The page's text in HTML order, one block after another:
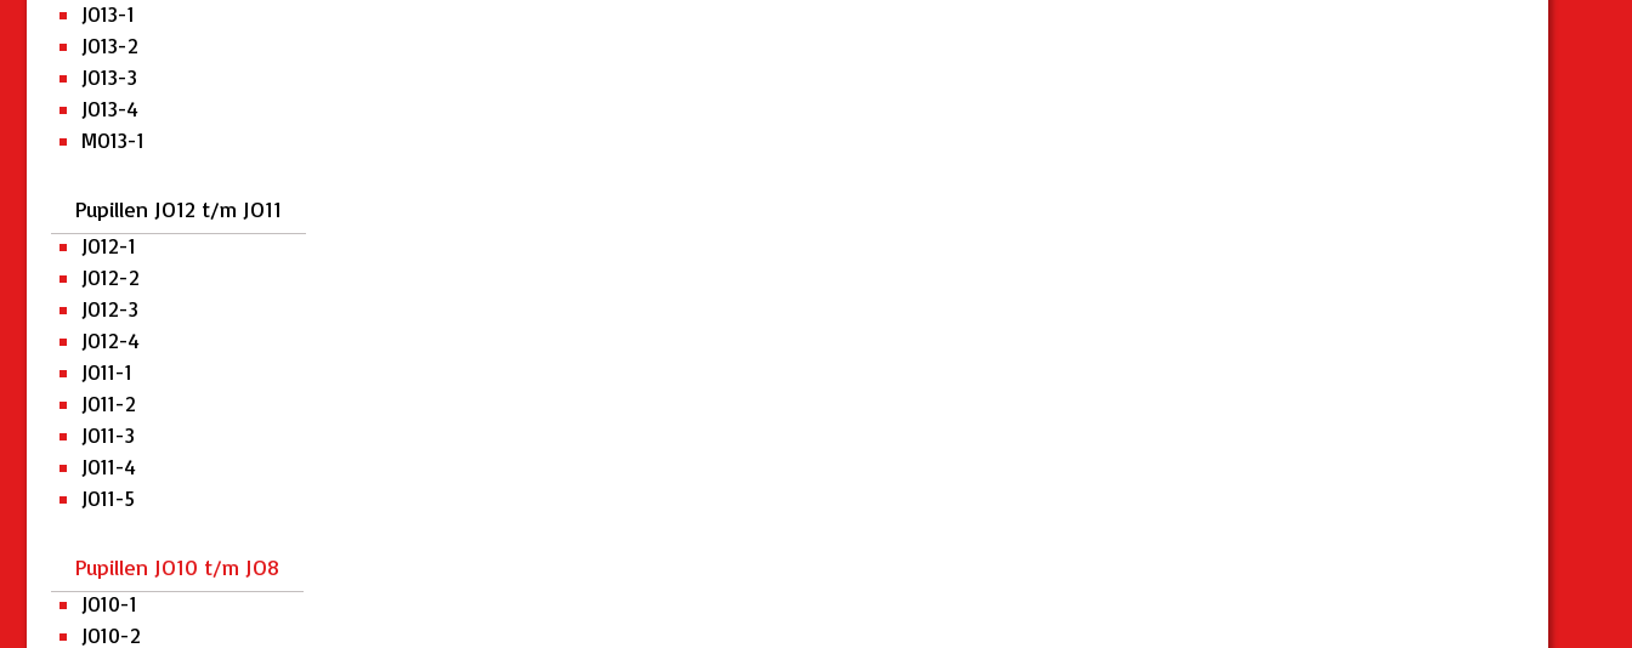
JO13-1
JO13-2
JO13-3
JO13-4
MO13-1
Pupillen JO12 t/m JO11
JO12-1
JO12-2
JO12-3
JO12-4
JO11-1
JO11-2
JO11-3
JO11-4
JO11-5
Pupillen JO10 t/m JO8
JO10-1
JO10-2